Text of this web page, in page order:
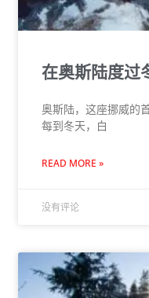
在奥斯陆度过
奥斯陆，这座挪威的
每到冬天，白
READ MORE »
没有评论